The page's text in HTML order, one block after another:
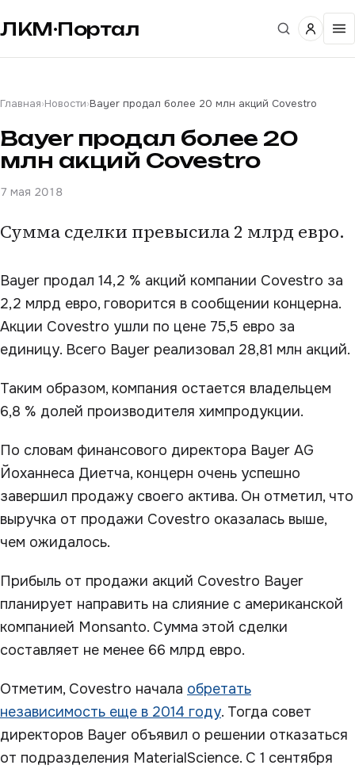
ЛКМ·Портал
Главная›Новости›Bayer продал более 20 млн акций Covestro
Bayer продал более 20
млн акций Covestro
7 мая 2018
Сумма сделки превысила 2 млрд евро.
Bayer продал 14,2 % акций компании Covestro за
2,2 млрд евро, говорится в сообщении концерна.
Акции Covestro ушли по цене 75,5 евро за
единицу. Всего Bayer реализовал 28,81 млн акций.
Таким образом, компания остается владельцем
6,8 % долей производителя химпродукции.
По словам финансового директора Bayer AG
Йоханнеса Диетча, концерн очень успешно
завершил продажу своего актива. Он отметил, что
выручка от продажи Covestro оказалась выше,
чем ожидалось.
Прибыль от продажи акций Covestro Bayer
планирует направить на слияние с американской
компанией Monsanto. Сумма этой сделки
составляет не менее 66 млрд евро.
Отметим, Covestro начала обретать
независимость еще в 2014 году. Тогда совет
директоров Bayer объявил о решении отказаться
от подразделения MaterialScience. С 1 сентября